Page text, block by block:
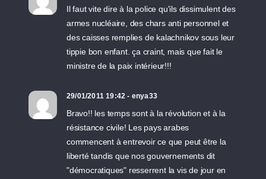
Il faut vite dire à la police qu'ils dissimulent des
armes nucléaire, des chars anti personnel et
des caisses remplies de kalachnikov sous leur
tippie bon enfant. ça craint, mais que fait le
ministre de la paix intérieur!!!
29/01/2011 19:42 - enya33
Bravo!! les temps sont à la révolution et à la
résistance civile! Les pays arabes
commencent à entrevoir ce que peut être la
liberté tandis que nos gouvernements dit
"démocratiques" resserrent la vis de jour en